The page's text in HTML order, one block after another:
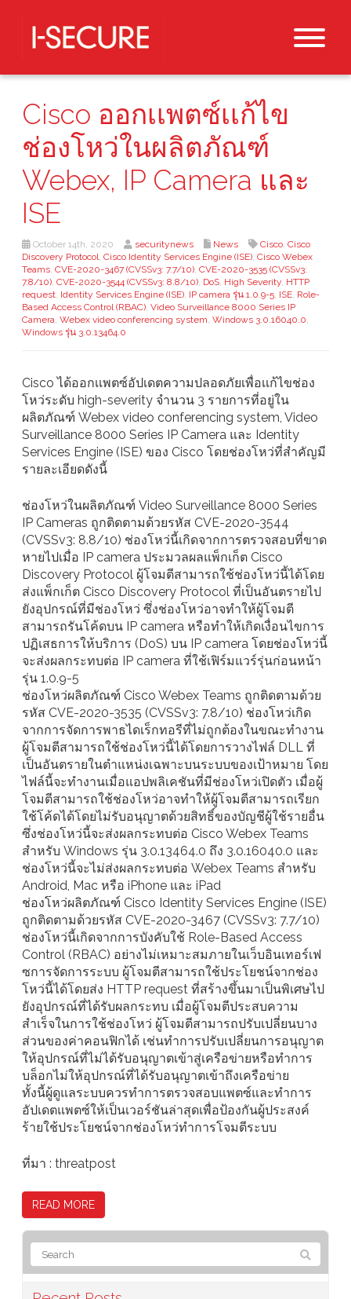
Cisco ออกเเพตซ์เเก้ไข
ช่องโหว่ในผลิตภัณฑ์
Webex, IP Camera และ
ISE
October 14th, 2020 securitynews News Cisco, Cisco
Discovery Protocol, Cisco Identity Services Engine (ISE), Cisco Webex
Teams, CVE-2020-3467 (CVSSv3: 7.7/10), CVE-2020-3535 (CVSSv3:
7.8/10), CVE-2020-3544 (CVSSv3: 8.8/10), DoS, High Severity, HTTP
request, Identity Services Engine (ISE), IP camera รุ่น 1.0.9-5, ISE, Role-
Based Access Control (RBAC), Video Surveillance 8000 Series IP
Camera, Webex video conferencing system, Windows 3.0.16040.0,
Windows รุ่น 3.0.13464.0
Cisco ได้ออกเเพตซ์อัปเดตความปลอดภัยเพื่อเเก้ไขช่อง
โหว่ระดับ high-severity จำนวน 3 รายการที่อยู่ใน
ผลิตภัณฑ์ Webex video conferencing system, Video
Surveillance 8000 Series IP Camera และ Identity
Services Engine (ISE) ของ Cisco โดยช่องโหว่ที่สำคัญมี
รายละเอียดดังนี้
ช่องโหว่ในผลิตภัณฑ์ Video Surveillance 8000 Series
IP Cameras ถูกติดตามด้วยรหัส CVE-2020-3544
(CVSSv3: 8.8/10) ช่องโหว่นี้เกิดจากการตรวจสอบที่ขาด
หายไปเมื่อ IP camera ประมวลผลแพ็กเก็ต Cisco
Discovery Protocol ผู้โจมตีสามารถใช้ช่องโหว่นี้ได้โดย
ส่งแพ็กเก็ต Cisco Discovery Protocol ที่เป็นอันตรายไป
ยังอุปกรณ์ที่มีช่องโหว่ ซึ่งช่องโหว่อาจทำให้ผู้โจมตี
สามารถรันโค้ดบน IP camera หรือทำให้เกิดเงื่อนไขการ
ปฏิเสธการให้บริการ (DoS) บน IP camera โดยช่องโหว่นี้
จะส่งผลกระทบต่อ IP camera ที่ใช้เฟิร์มแวร์รุ่นก่อนหน้า
รุ่น 1.0.9-5
ช่องโหว่ผลิตภัณฑ์ Cisco Webex Teams ถูกติดตามด้วย
รหัส CVE-2020-3535 (CVSSv3: 7.8/10) ช่องโหว่เกิด
จากการจัดการพาธไดเร็กทอรีที่ไม่ถูกต้องในขณะทำงาน
ผู้โจมตีสามารถใช้ช่องโหว่นี้ได้โดยการวางไฟล์ DLL ที่
เป็นอันตรายในตำแหน่งเฉพาะบนระบบของเป้าหมาย โดย
ไฟล์นี้จะทำงานเมื่อแอปพลิเคชันที่มีช่องโหว่เปิดตัว เมื่อผู้
โจมตีสามารถใช้ช่องโหว่อาจทำให้ผู้โจมตีสามารถเรียก
ใช้โค้ดได้โดยไม่รับอนุญาตด้วยสิทธิ์ของบัญชีผู้ใช้รายอื่น
ซึ่งช่องโหว่นี้จะส่งผลกระทบต่อ Cisco Webex Teams
สำหรับ Windows รุ่น 3.0.13464.0 ถึง 3.0.16040.0 และ
ช่องโหว่นี้จะไม่ส่งผลกระทบต่อ Webex Teams สำหรับ
Android, Mac หรือ iPhone และ iPad
ช่องโหว่ผลิตภัณฑ์ Cisco Identity Services Engine (ISE)
ถูกติดตามด้วยรหัส CVE-2020-3467 (CVSSv3: 7.7/10)
ช่องโหว่นี้เกิดจากการบังคับใช้ Role-Based Access
Control (RBAC) อย่างไม่เหมาะสมภายในเว็บอินเทอร์เฟ
ซการจัดการระบบ ผู้โจมตีสามารถใช้ประโยชน์จากช่อง
โหว่นี้ได้โดยส่ง HTTP request ที่สร้างขึ้นมาเป็นพิเศษไป
ยังอุปกรณ์ที่ได้รับผลกระทบ เมื่อผู้โจมตีประสบความ
สำเร็จในการใช้ช่องโหว่ ผู้โจมตีสามารถปรับเปลี่ยนบาง
ส่วนของค่าคอนฟิกได้ เช่นทำการปรับเปลี่ยนการอนุญาต
ให้อุปกรณ์ที่ไม่ได้รับอนุญาตเข้าสู่เครือข่ายหรือทำการ
บล็อกไม่ให้อุปกรณ์ที่ได้รับอนุญาตเข้าถึงเครือข่าย
ทั้งนี้ผู้ดูแลระบบควรทำการตรวจสอบแพตซ์และทำการ
อัปเดตแพตซ์ให้เป็นเวอร์ชันล่าสุดเพื่อป้องกันผู้ประสงค์
ร้ายใช้ประโยชน์จากช่องโหว่ทำการโจมตีระบบ
ที่มา : threatpost
READ MORE